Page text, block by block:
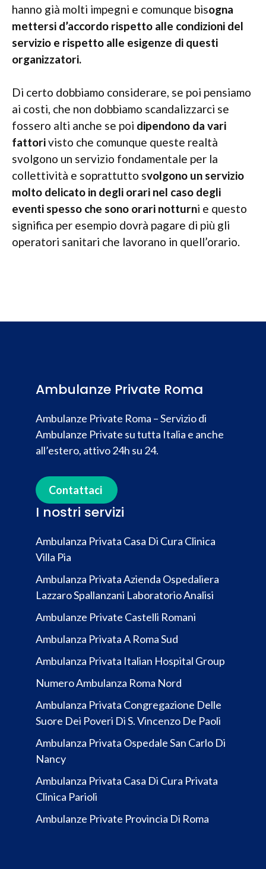
hanno già molti impegni e comunque bisogna
mettersi d’accordo rispetto alle condizioni del
servizio e rispetto alle esigenze di questi
organizzatori.
Di certo dobbiamo considerare, se poi pensiamo
ai costi, che non dobbiamo scandalizzarci se
fossero alti anche se poi dipendono da vari
fattorivisto che comunque queste realtà
svolgono un servizio fondamentale per la
collettività e soprattutto svolgono un servizio
molto delicato in degli orari nel caso degli
eventi spesso che sono orari notturni e questo
significa per esempio dovrà pagare di più gli
operatori sanitari che lavorano in quell’orario.
Ambulanze Private Roma
Ambulanze Private Roma – Servizio di
Ambulanze Private su tutta Italia e anche
all’estero, attivo 24h su 24.
Contattaci
I nostri servizi
Ambulanza Privata Casa Di Cura Clinica
Villa Pia
Ambulanza Privata Azienda Ospedaliera
Lazzaro Spallanzani Laboratorio Analisi
Ambulanze Private Castelli Romani
Ambulanza Privata A Roma Sud
Ambulanza Privata Italian Hospital Group
Numero Ambulanza Roma Nord
Ambulanza Privata Congregazione Delle
Suore Dei Poveri Di S. Vincenzo De Paoli
Ambulanza Privata Ospedale San Carlo Di
Nancy
Ambulanza Privata Casa Di Cura Privata
Clinica Parioli
Ambulanze Private Provincia Di Roma